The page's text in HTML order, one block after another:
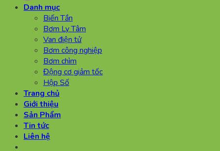
Danh mục
Biến Tần
Bơm Ly Tâm
Van điện tử
Bơm công nghiệp
Bơm chìm
Động cơ giảm tốc
Hộp Số
Trang chủ
Giới thiệu
Sản Phẩm
Tin tức
Liên hệ